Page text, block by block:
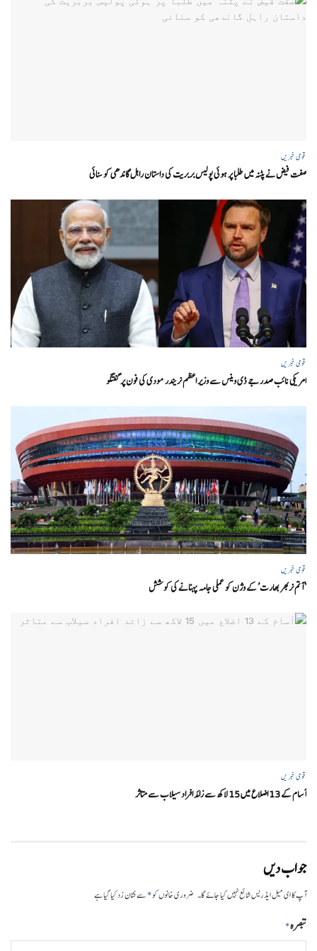
قومی خبریں
صفت فیض نے پٹنہ میں طلبا پر ہوئی پولیس بربریت کی داستان راہل گاندھی کو سنائی
قومی خبریں
امریکی نائب صدر جے ڈی وینس سے وزیر اعظم نریندر مودی کی فون پر گفتگو
قومی خبریں
‘ آتم نربھر بھارت’ کے وژن کو عملی جامہ پہنانے کی کوشش
قومی خبریں
آسام کے 13 اضلاع میں 15 لاکھ سے زائد افراد سیلاب سے متاثر
جواب دیں
آپ کا ای میل ایڈریس شائع نہیں کیا جائے گا۔ ضروری خانوں کو*سے نشان زد کیا گیا ہے
تبصرہ*